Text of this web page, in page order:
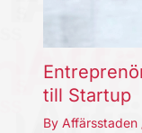
till Startup
By Affärsstaden